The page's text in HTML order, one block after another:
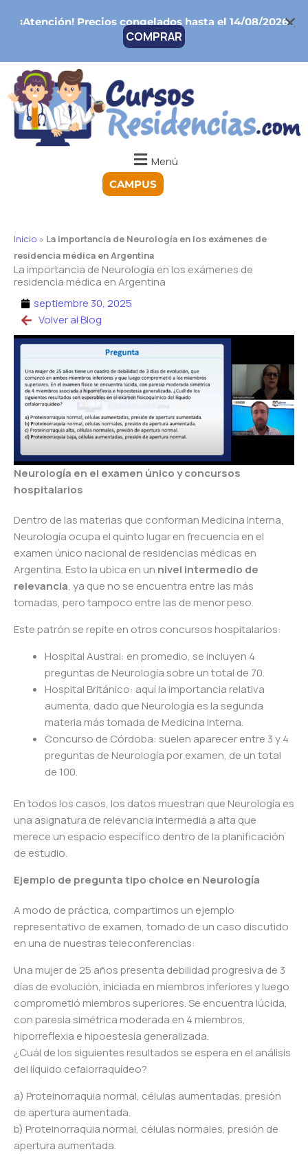
¡Atención!Precios congelados hasta el 14/08/2026
COMPRAR
Menú
CAMPUS
Inicio » La importancia de Neurología en los exámenes de
residencia médica en Argentina
La importancia de Neurología en los exámenes de
residencia médica en Argentina
septiembre 30, 2025
Volver al Blog
Neurología en el examen único y concursos
hospitalarios
Dentro de las materias que conforman Medicina Interna,
Neurología ocupa el quinto lugar en frecuencia en el
examen único nacional de residencias médicas en
Argentina. Esto la ubica en un nivel intermedio de
relevancia, ya que no se encuentra entre las más
tomadas, pero tampoco entre las de menor peso.
Este patrón se repite en otros concursos hospitalarios:
Hospital Austral: en promedio, se incluyen 4
preguntas de Neurología sobre un total de 70.
Hospital Británico: aquí la importancia relativa
aumenta, dado que Neurología es la segunda
materia más tomada de Medicina Interna.
Concurso de Córdoba: suelen aparecer entre 3 y 4
preguntas de Neurología por examen, de un total
de 100.
En todos los casos, los datos muestran que Neurología es
una asignatura de relevancia intermedia a alta que
merece un espacio específico dentro de la planificación
de estudio.
Ejemplo de pregunta tipo choice en Neurología
A modo de práctica, compartimos un ejemplo
representativo de examen, tomado de un caso discutido
en una de nuestras teleconferencias:
Una mujer de 25 años presenta debilidad progresiva de 3
días de evolución, iniciada en miembros inferiores y luego
comprometió miembros superiores. Se encuentra lúcida,
con paresia simétrica moderada en 4 miembros,
hiporreflexia e hipoestesia generalizada.
¿Cuál de los siguientes resultados se espera en el análisis
del líquido cefalorraquídeo?
a) Proteinorraquia normal, células aumentadas, presión
de apertura aumentada.
b) Proteinorraquia normal, células normales, presión de
apertura aumentada.